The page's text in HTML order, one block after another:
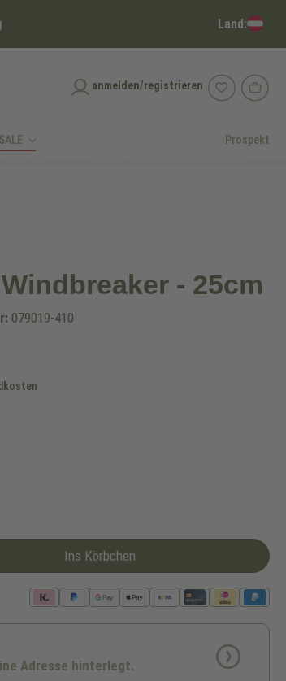
Land:
anmelden/registrieren
Prospekt
- 25cm
079019-410
Ins Körbchen
Adresse hinterlegt.